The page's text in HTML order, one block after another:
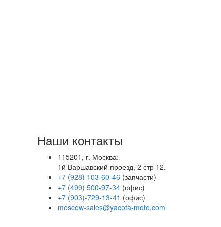
Наши контакты
115201, г. Москва:
1й Варшавский проезд, 2 стр 12.
+7 (928) 103-60-46 (запчасти)
+7 (499) 500-97-34(офис)
+7 (903)-729-13-41 (офис)
moscow-sales@yacota-moto.com